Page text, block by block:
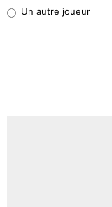
9%
Un autre joueur